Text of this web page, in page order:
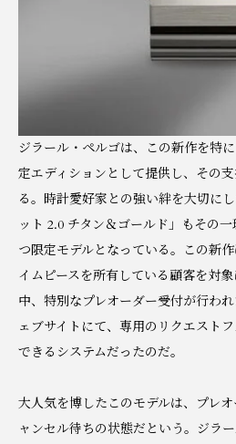
ジラール・ペルゴは、この新作を特
定エディションとして提供し、その
る。時計愛好家との強い絆を大切に
ット 2.0 チタン＆ゴールド」もその
つ限定モデルとなっている。この新
イムピースを所有している顧客を対
中、特別なプレオーダー受付が行わ
ェブサイトにて、専用のリクエスト
できるシステムだったのだ。
大人気を博したこのモデルは、プレ
ャンセル待ちの状態だという。ジラ